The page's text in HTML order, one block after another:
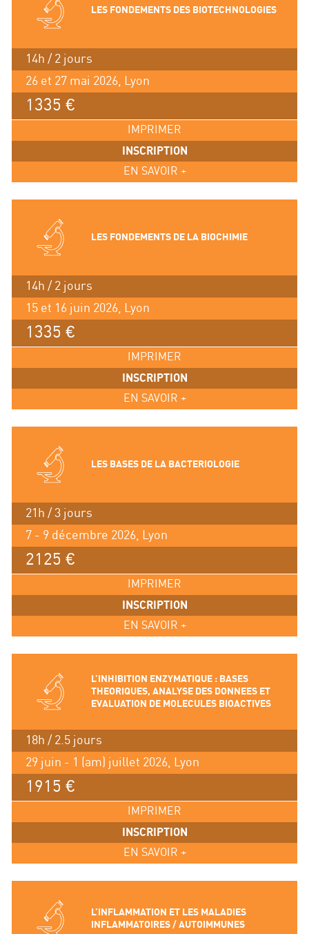
LES FONDEMENTS DES BIOTECHNOLOGIES
14h / 2 jours
26 et 27 mai 2026, Lyon
1335 €
IMPRIMER
INSCRIPTION
EN SAVOIR +
LES FONDEMENTS DE LA BIOCHIMIE
14h / 2 jours
15 et 16 juin 2026, Lyon
1335 €
IMPRIMER
INSCRIPTION
EN SAVOIR +
LES BASES DE LA BACTERIOLOGIE
21h / 3 jours
7 - 9 décembre 2026, Lyon
2125 €
IMPRIMER
INSCRIPTION
EN SAVOIR +
L’INHIBITION ENZYMATIQUE : BASES
THEORIQUES, ANALYSE DES DONNEES ET
EVALUATION DE MOLECULES BIOACTIVES
18h / 2.5 jours
29 juin - 1 (am) juillet 2026, Lyon
1915 €
IMPRIMER
INSCRIPTION
EN SAVOIR +
L’INFLAMMATION ET LES MALADIES
INFLAMMATOIRES / AUTOIMMUNES